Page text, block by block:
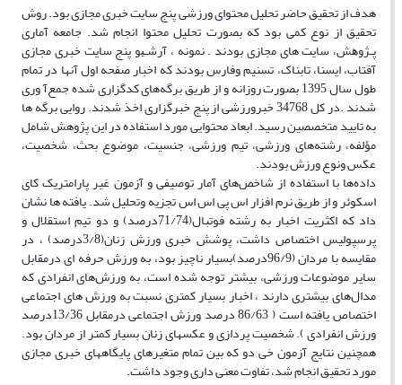
هدف از تحقیق حاضر تحلیل محتوای ورزشی پنج سایت خبری مجازی بود. روش
تحقیق از نوع کمی بود که بصورت تحلیل محتوا انجام شد. ﺟﺎﻣﻌﻪ آﻣﺎری
ﭘـﮋوﻫﺶ، سایت های مجازی بودند . نمونه ، آرﺷـﻴﻮ پنج سایت‌ خبری مجازی
آفتاب، ایسنا، تابناک، تسنیم وفارس بودند که اخبار صفحه اول آنها در تمام
طول سال 1395 بصورت روزانه و از طریق برگه‌های کدگزاری شده جمع‌آ وری
شدند .در کل 34768 خبرورزشی از پنج خبرگزاری اخذ شدند. روایی برگه ها
به تایید متخصصین رسید. ابعاد محتوایی مورد استفاده در این پژوهش شامل
مؤلفه، رشته‌های ورزشی، تیم ورزشی، جنسیت، موضوع بحث، شخصیت،
عکس ونوع ورزش بودند.
داده‌ها با استفاده از شاخص‌های آمار توصیفی و آزمون غیر پارامتریک کای
اسکوئر و از طریق نرم افزار اس پی اس اس تجزیه وتحلیل شد. یافته ها نشان
داد که اکثریت اخبار به رشته فوتبال(71/74درصد) و دو تیم استقلال و
پرسپولیس اختصاص داشت، پوشش خبری ورزش زنان(3/8درصد) ، در
مقایسه با مردان (96/9درصد)بسیار ناچیز بود، به ورزش حرفه ای درمقابل
سایر موضوعات ورزشی، بیشتر توجه شده است، به ورزش‌های انفرادی که
مدال‌های بیشتری دارند ، اخبار بسیار کمتری نسبت به ورزش های اجتماعی
اختصاص یافته است ( 86/63 درصد ورزش اجتماعی درمقابل 13/36درصد
ورزش انفرادی ). شخصیت پردازی و عکسهای زنان بسیار کمتر از مردان بود.
همچنین نتایج آزمون خی دو که بین تمام متغیرهای پایگاههای خبری مجازی
مورد تحقیق انجام شد، تفاوت معنی داری وجود داشت.